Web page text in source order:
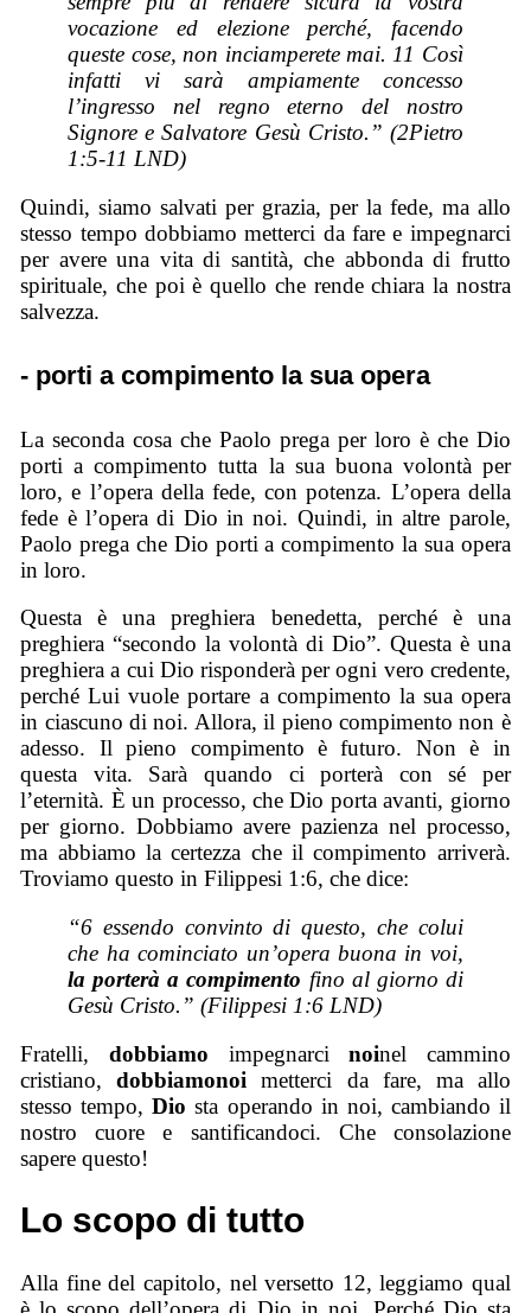
vocazione ed elezione perché, facendo
queste cose, non inciamperete mai. 11 Così
infatti vi sarà ampiamente concesso
l’ingresso nel regno eterno del nostro
Signore e Salvatore Gesù Cristo.” (2Pietro
1:5-11 LND)
Quindi, siamo salvati per grazia, per la fede, ma allo
stesso tempo dobbiamo metterci da fare e impegnarci
per avere una vita di santità, che abbonda di frutto
spirituale, che poi è quello che rende chiara la nostra
salvezza.
- porti a compimento la sua opera
La seconda cosa che Paolo prega per loro è che Dio
porti a compimento tutta la sua buona volontà per
loro, e l’opera della fede, con potenza. L’opera della
fede è l’opera di Dio in noi. Quindi, in altre parole,
Paolo prega che Dio porti a compimento la sua opera
in loro.
Questa è una preghiera benedetta, perché è una
preghiera “secondo la volontà di Dio”. Questa è una
preghiera a cui Dio risponderà per ogni vero credente,
perché Lui vuole portare a compimento la sua opera
in ciascuno di noi. Allora, il pieno compimento non è
adesso. Il pieno compimento è futuro. Non è in
questa vita. Sarà quando ci porterà con sé per
l’eternità. È un processo, che Dio porta avanti, giorno
per giorno. Dobbiamo avere pazienza nel processo,
ma abbiamo la certezza che il compimento arriverà.
Troviamo questo in Filippesi 1:6, che dice:
“6 essendo convinto di questo, che colui
che ha cominciato un’opera buona in voi,
la porterà a compimento fino al giorno di
Gesù Cristo.”(Filippesi 1:6 LND)
Fratelli, dobbiamo impegnarcinoinel cammino
cristiano,dobbiamonoimetterci da fare, ma allo
stesso tempo,Dio sta operando in noi, cambiando il
nostro cuore e santificandoci. Che consolazione
sapere questo!
Lo scopo di tutto
Alla fine del capitolo, nel versetto 12, leggiamo qual